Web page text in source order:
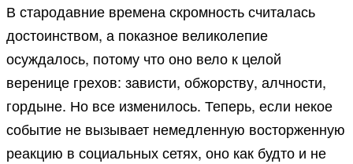
В стародавние времена скромность считалась
достоинством, а показное великолепие
осуждалось, потому что оно вело к целой
веренице грехов: зависти, обжорству, алчности,
гордыне. Но все изменилось. Теперь, если некое
событие не вызывает немедленную восторженную
реакцию в социальных сетях, оно как будто и не